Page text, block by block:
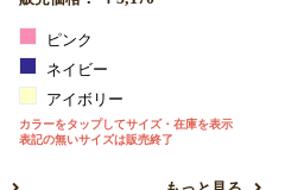
ピンク
ネイビー
アイボリー
カラーをタップしてサイズ・在庫を表示
表記の無いサイズは販売終了